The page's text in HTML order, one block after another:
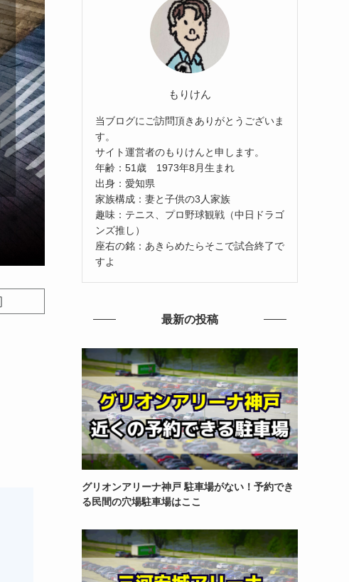
もりけん
当ブログにご訪問頂きありがとうございま
す。
サイト運営者のもりけんと申します。
年齢：51歳 1973年8月生まれ
出身：愛知県
家族構成：妻と子供の3人家族
趣味：テニス、プロ野球観戦（中日ドラゴ
ンズ推し）
座右の銘：あきらめたらそこで試合終了で
すよ
最新の投稿
グリオンアリーナ神戸 駐車場がない！予約でき
る民間の穴場駐車場はここ